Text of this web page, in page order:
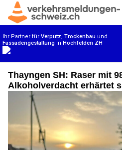
Thayngen SH: Raser mit
Alkoholverdacht erhärtet